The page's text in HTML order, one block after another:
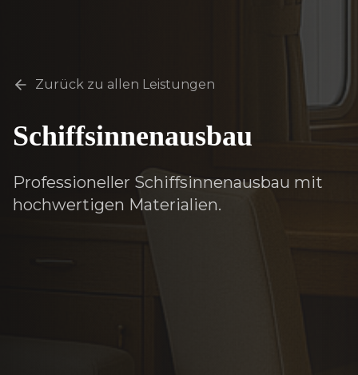
Zurück zu allen Leistungen
Schiffsinnenausbau
Professioneller Schiffsinnenausbau mit
hochwertigen Materialien.